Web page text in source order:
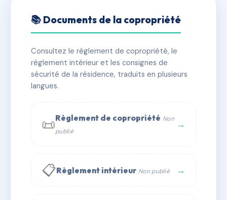
19, rue de Cheroy 75017 Paris
✓ Immatriculée 🏠 12 lots 🏗 1 bâtiment(s)
📞 Contacter Syndic Digital
📚 Documents de la copropriété
Consultez le règlement de copropriété, le
règlement intérieur et les consignes de
sécurité de la résidence, traduits en plusieurs
langues.
📜Règlement de copropriété Non
publié
→
📋Règlement intérieur Non publié →